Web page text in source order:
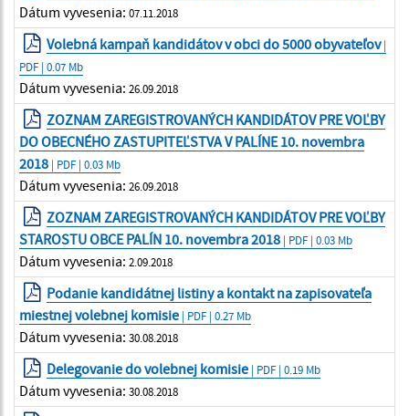
Dátum vyvesenia: 07.11.2018
Volebná kampaň kandidátov v obci do 5000 obyvateľov|
PDF | 0.07 Mb
Dátum vyvesenia: 26.09.2018
ZOZNAM ZAREGISTROVANÝCH KANDIDÁTOV PRE VOĽBY
DO OBECNÉHO ZASTUPITEĽSTVA V PALÍNE 10. novembra
2018 | PDF | 0.03 Mb
Dátum vyvesenia: 26.09.2018
ZOZNAM ZAREGISTROVANÝCH KANDIDÁTOV PRE VOĽBY
STAROSTU OBCE PALÍN 10. novembra 2018 | PDF | 0.03 Mb
Dátum vyvesenia: 2.09.2018
Podanie kandidátnej listiny a kontakt na zapisovateľa
miestnej volebnej komisie | PDF | 0.27 Mb
Dátum vyvesenia: 30.08.2018
Delegovanie do volebnej komisie | PDF | 0.19 Mb
Dátum vyvesenia: 30.08.2018